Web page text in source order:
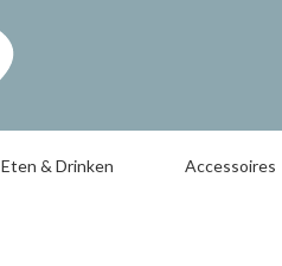
Eten & Drinken Accessoires